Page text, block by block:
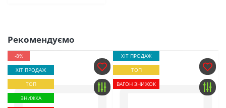
Рекомендуємо
-8%
ХІТ ПРОДАЖ
ТОП
ЗНИЖКА
ХІТ ПРОДАЖ
ТОП
ВАГОН ЗНИЖОК